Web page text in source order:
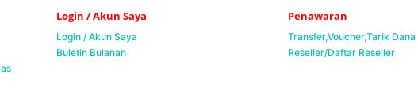
Login / Akun Saya
Login / Akun Saya
Buletin Bulanan
Penawaran
Transfer,Voucher,Tarik Dana
Reseller/Daftar Reseller